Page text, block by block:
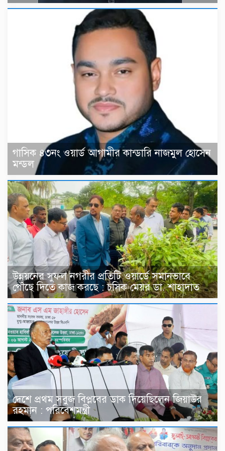
গাসিক ৪৩নং ওয়ার্ড আগামীর কান্ডারি নাজমুল হোসেন
মন্ডল
উন্নয়নের সুফল নগরীর প্রতিটি ওয়ার্ডে সমানভাবে
পৌঁছে দিতে কাজ করছে : চসিক মেয়র ডা. শাহাদাত
দেশে প্রথম সবুজ বিপ্লবের ডাক দিয়েছিলেন জিয়াউর
রহমান : পরিবেশমন্ত্রী